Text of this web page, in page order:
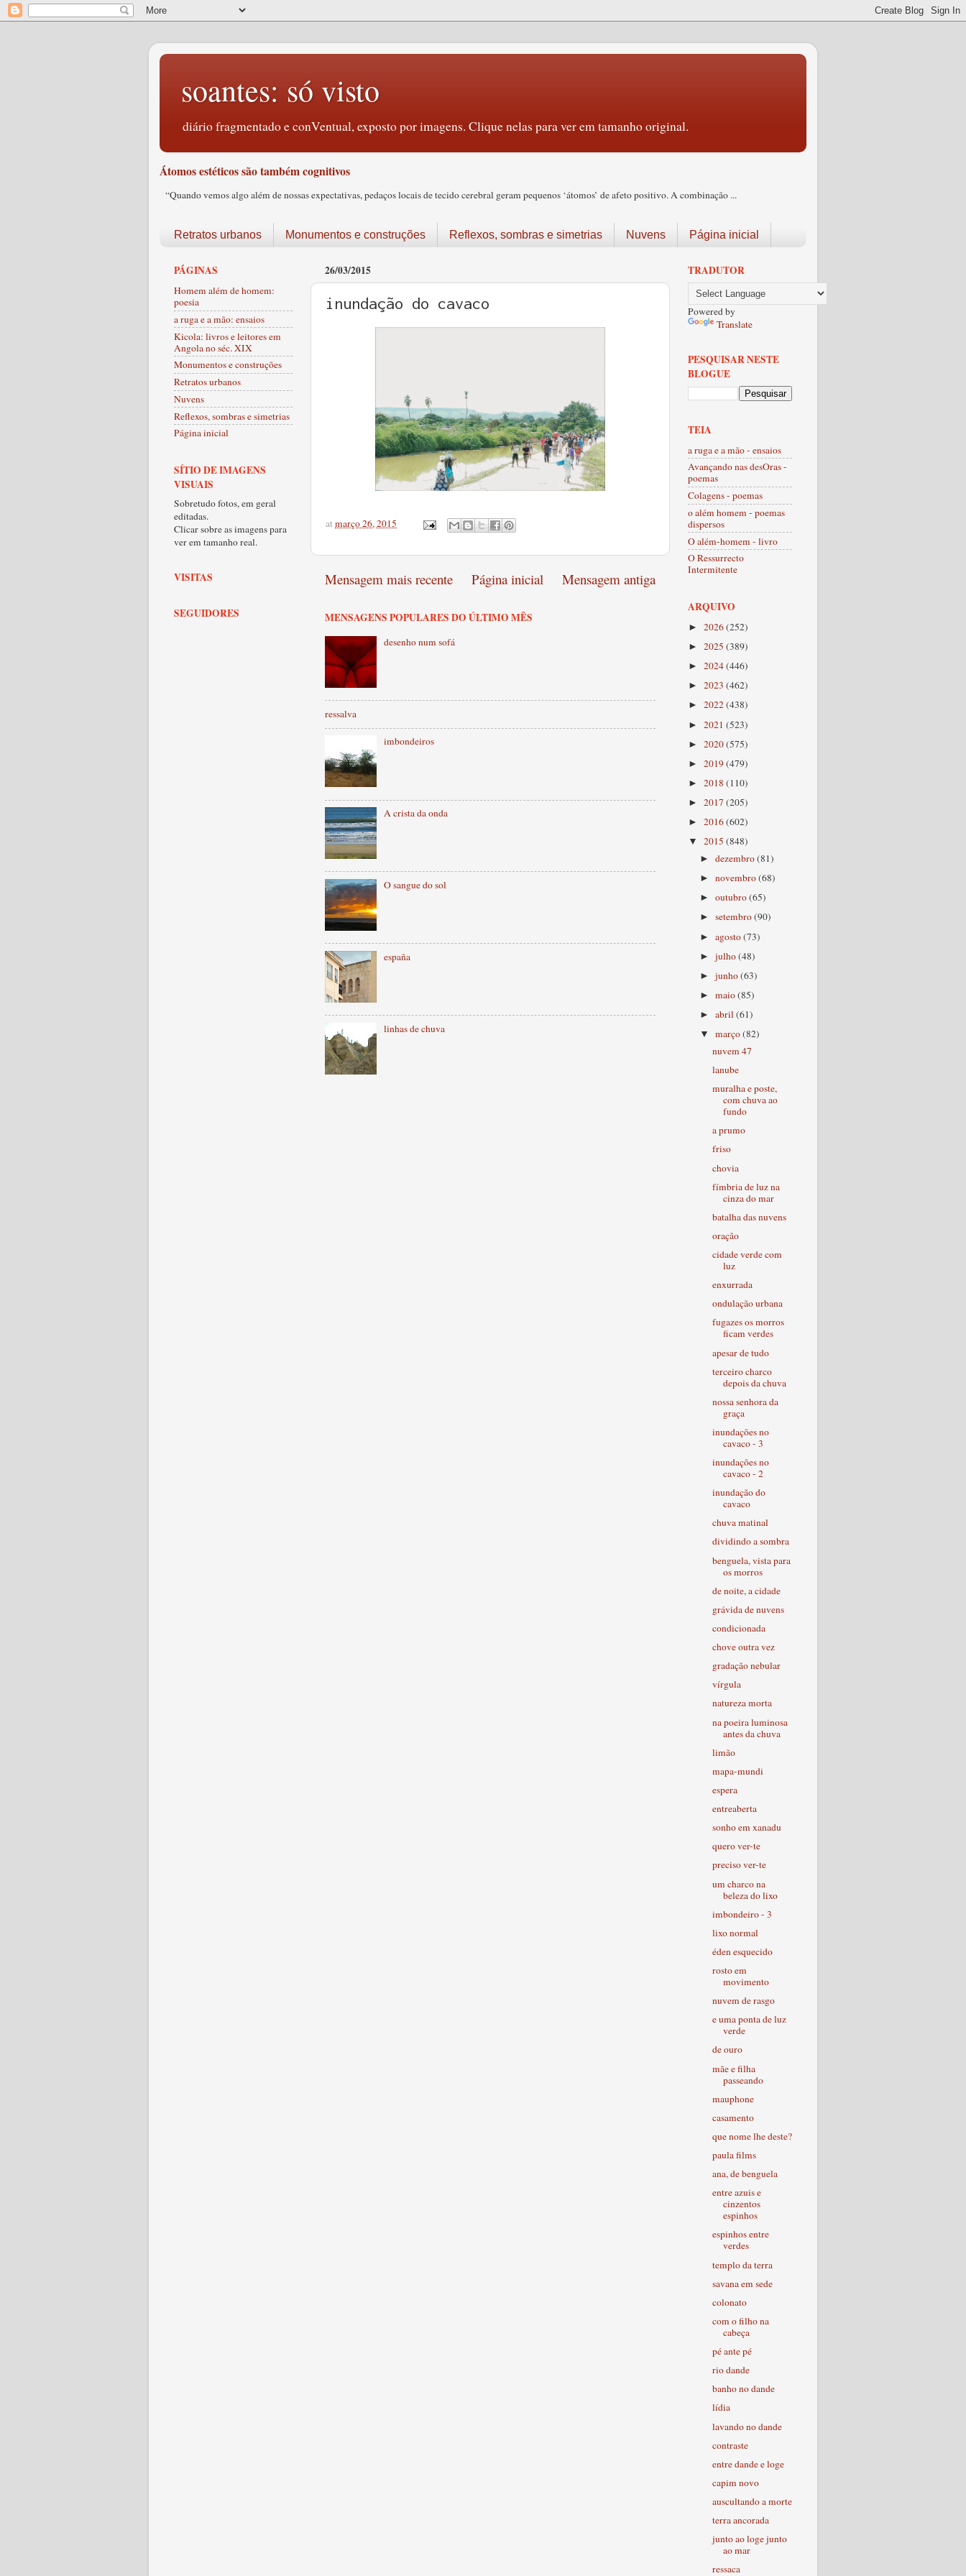
soantes: só visto
diário fragmentado e conVentual, exposto por imagens. Clique nelas para ver em tamanho original.
Átomos estéticos são também cognitivos
“Quando vemos algo além de nossas expectativas, pedaços locais de tecido cerebral geram pequenos ‘átomos’ de afeto positivo. A combinação ...
Retratos urbanos Monumentos e construções Reflexos, sombras e simetrias Nuvens Página inicial
26/03/2015
inundação do cavaco
atmarço 26, 2015
Mensagem mais recente Mensagem antiga
Página inicial
MENSAGENS POPULARES DO ÚLTIMO MÊS
desenho num sofá
ressalva
imbondeiros
A crista da onda
O sangue do sol
españa
linhas de chuva
PÁGINAS
Homem além de homem:
poesia
a ruga e a mão: ensaios
Kicola: livros e leitores em
Angola no séc. XIX
Monumentos e construções
Retratos urbanos
Nuvens
Reflexos, sombras e simetrias
Página inicial
SÍTIO DE IMAGENS
VISUAIS
Sobretudo fotos, em geral
editadas.
Clicar sobre as imagens para
ver em tamanho real.
VISITAS
SEGUIDORES
TRADUTOR
Powered by
Translate
PESQUISAR NESTE
BLOGUE
TEIA
a ruga e a mão - ensaios
Avançando nas desOras -
poemas
Colagens - poemas
o além homem - poemas
dispersos
O além-homem - livro
O Ressurrecto
Intermitente
ARQUIVO
► 2026(252)
► 2025 (389)
► 2024(446)
► 2023 (462)
► 2022(438)
► 2021 (523)
► 2020(575)
► 2019(479)
► 2018 (110)
► 2017 (205)
► 2016(602)
▼ 2015 (848)
►dezembro(81)
►novembro(68)
►outubro(65)
►setembro(90)
►agosto(73)
►julho(48)
►junho(63)
►maio(85)
►abril(61)
▼março(82)
nuvem 47
lanube
muralha e poste,
com chuva ao
fundo
a prumo
friso
chovia
fímbria de luz na
cinza do mar
batalha das nuvens
oração
cidade verde com
luz
enxurrada
ondulação urbana
fugazes os morros
ficam verdes
apesar de tudo
terceiro charco
depois da chuva
nossa senhora da
graça
inundações no
cavaco - 3
inundações no
cavaco - 2
inundação do
cavaco
chuva matinal
dividindo a sombra
benguela, vista para
os morros
de noite, a cidade
grávida de nuvens
condicionada
chove outra vez
gradação nebular
vírgula
natureza morta
na poeira luminosa
antes da chuva
limão
mapa-mundi
espera
entreaberta
sonho em xanadu
quero ver-te
preciso ver-te
um charco na
beleza do lixo
imbondeiro - 3
lixo normal
éden esquecido
rosto em
movimento
nuvem de rasgo
e uma ponta de luz
verde
de ouro
mãe e filha
passeando
mauphone
casamento
que nome lhe deste?
paula films
ana, de benguela
entre azuis e
cinzentos
espinhos
espinhos entre
verdes
templo da terra
savana em sede
colonato
com o filho na
cabeça
pé ante pé
rio dande
banho no dande
lídia
lavando no dande
contraste
entre dande e loge
capim novo
auscultando a morte
terra ancorada
junto ao loge junto
ao mar
ressaca